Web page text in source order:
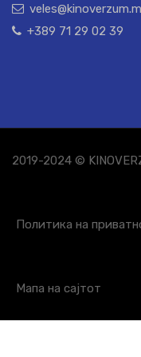
+389 71 29 02 39
2019-2024 ©
Политика на
Мапа на сајтот